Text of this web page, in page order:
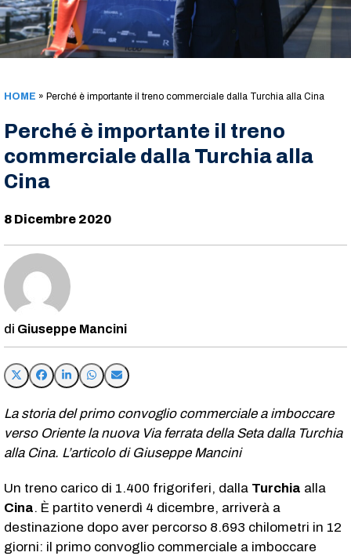
HOME » Perché è importante il treno commerciale dalla Turchia alla Cina
Perché è importante il treno
commerciale dalla Turchia alla
Cina
8 Dicembre 2020
Giuseppe Mancini
La storia del primo convoglio commerciale a imboccare
verso Oriente la nuova Via ferrata della Seta dalla Turchia
alla Cina. L’articolo di Giuseppe Mancini
Un treno carico di 1.400 frigoriferi, dalla Turchia alla
Cina. È partito venerdì 4 dicembre, arriverà a
destinazione dopo aver percorso 8.693 chilometri in 12
giorni: il primo convoglio commerciale a imboccare